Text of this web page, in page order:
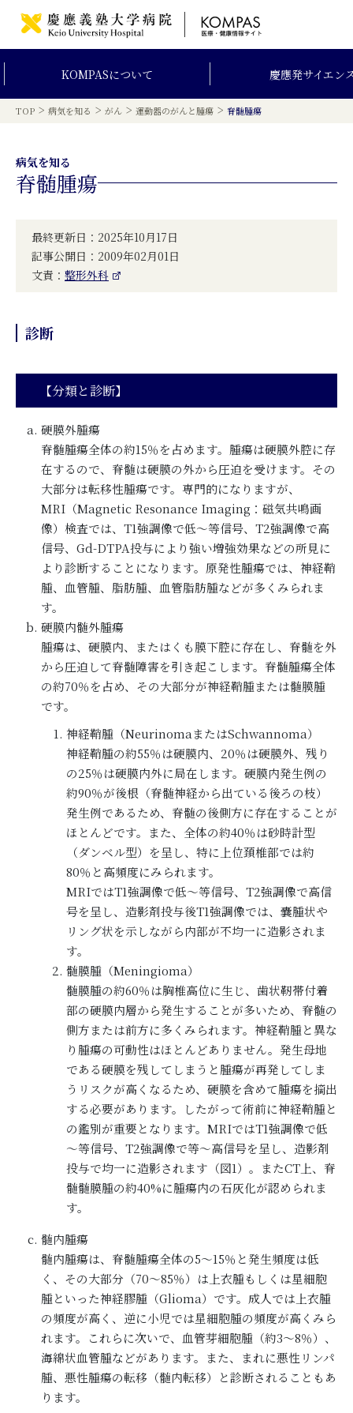
KOMPASについて 慶應発サイエン
TOP > 病気を知る > がん > 運動器のがんと腫瘍 > 脊髄腫瘍
病気を知る
脊髄腫瘍
最終更新日：2025年10月17日
記事公開日：2009年02月01日
文責： 整形外科
診断
【分類と診断】
硬膜外腫瘍
脊髄腫瘍全体の約15％を占めます。腫瘍は硬膜外腔に存
在するので、脊髄は硬膜の外から圧迫を受けます。その
大部分は転移性腫瘍です。専門的になりますが、
MRI（Magnetic Resonance Imaging：磁気共鳴画
像）検査では、T1強調像で低～等信号、T2強調像で高
信号、Gd-DTPA投与により強い増強効果などの所見に
より診断することになります。原発性腫瘍では、神経鞘
腫、血管腫、脂肪腫、血管脂肪腫などが多くみられま
す。
硬膜内髄外腫瘍
腫瘍は、硬膜内、またはくも膜下腔に存在し、脊髄を外
から圧迫して脊髄障害を引き起こします。脊髄腫瘍全体
の約70％を占め、その大部分が神経鞘腫または髄膜腫
です。
神経鞘腫（NeurinomaまたはSchwannoma）
神経鞘腫の約55％は硬膜内、20％は硬膜外、残り
の25％は硬膜内外に局在します。硬膜内発生例の
約90％が後根（脊髄神経から出ている後ろの枝）
発生例であるため、脊髄の後側方に存在することが
ほとんどです。また、全体の約40％は砂時計型
（ダンベル型）を呈し、特に上位頚椎部では約
80％と高頻度にみられます。
MRIではT1強調像で低～等信号、T2強調像で高信
号を呈し、造影剤投与後T1強調像では、嚢腫状や
リング状を示しながら内部が不均一に造影されま
す。
髄膜腫（Meningioma）
髄膜腫の約60％は胸椎高位に生じ、歯状靭帯付着
部の硬膜内層から発生することが多いため、脊髄の
側方または前方に多くみられます。神経鞘腫と異な
り腫瘍の可動性はほとんどありません。発生母地
である硬膜を残してしまうと腫瘍が再発してしま
うリスクが高くなるため、硬膜を含めて腫瘍を摘出
する必要があります。したがって術前に神経鞘腫と
の鑑別が重要となります。MRIではT1強調像で低
～等信号、T2強調像で等～高信号を呈し、造影剤
投与で均一に造影されます（図1）。またCT上、脊
髄髄膜腫の約40%に腫瘍内の石灰化が認められま
す。
髄内腫瘍
髄内腫瘍は、脊髄腫瘍全体の5～15％と発生頻度は低
く、その大部分（70～85％）は上衣腫もしくは星細胞
腫といった神経膠腫（Glioma）です。成人では上衣腫
の頻度が高く、逆に小児では星細胞腫の頻度が高くみら
れます。これらに次いで、血管芽細胞腫（約3～8％）、
海綿状血管腫などがあります。また、まれに悪性リンパ
腫、悪性腫瘍の転移（髄内転移）と診断されることもあ
ります。